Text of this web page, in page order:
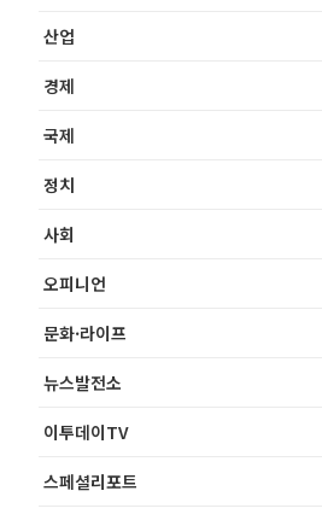
산업
경제
국제
정치
사회
오피니언
문화·라이프
뉴스발전소
이투데이TV
스페셜리포트